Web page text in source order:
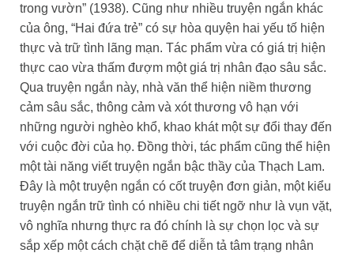
trong vườn” (1938). Cũng như nhiều truyện ngắn khác
của ông, “Hai đứa trẻ” có sự hòa quyện hai yếu tố hiện
thực và trữ tình lãng mạn. Tác phẩm vừa có giá trị hiện
thực cao vừa thấm đượm một giá trị nhân đạo sâu sắc.
Qua truyện ngắn này, nhà văn thể hiện niềm thương
cảm sâu sắc, thông cảm và xót thương vô hạn với
những người nghèo khổ, khao khát một sự đổi thay đến
với cuộc đời của họ. Đồng thời, tác phẩm cũng thể hiện
một tài năng viết truyện ngắn bậc thầy của Thạch Lam.
Đây là một truyện ngắn có cốt truyện đơn giản, một kiểu
truyện ngắn trữ tình có nhiều chi tiết ngỡ như là vụn vặt,
vô nghĩa nhưng thực ra đó chính là sự chọn lọc và sự
sắp xếp một cách chặt chẽ để diễn tả tâm trạng nhân